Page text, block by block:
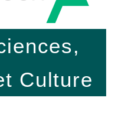
Culture